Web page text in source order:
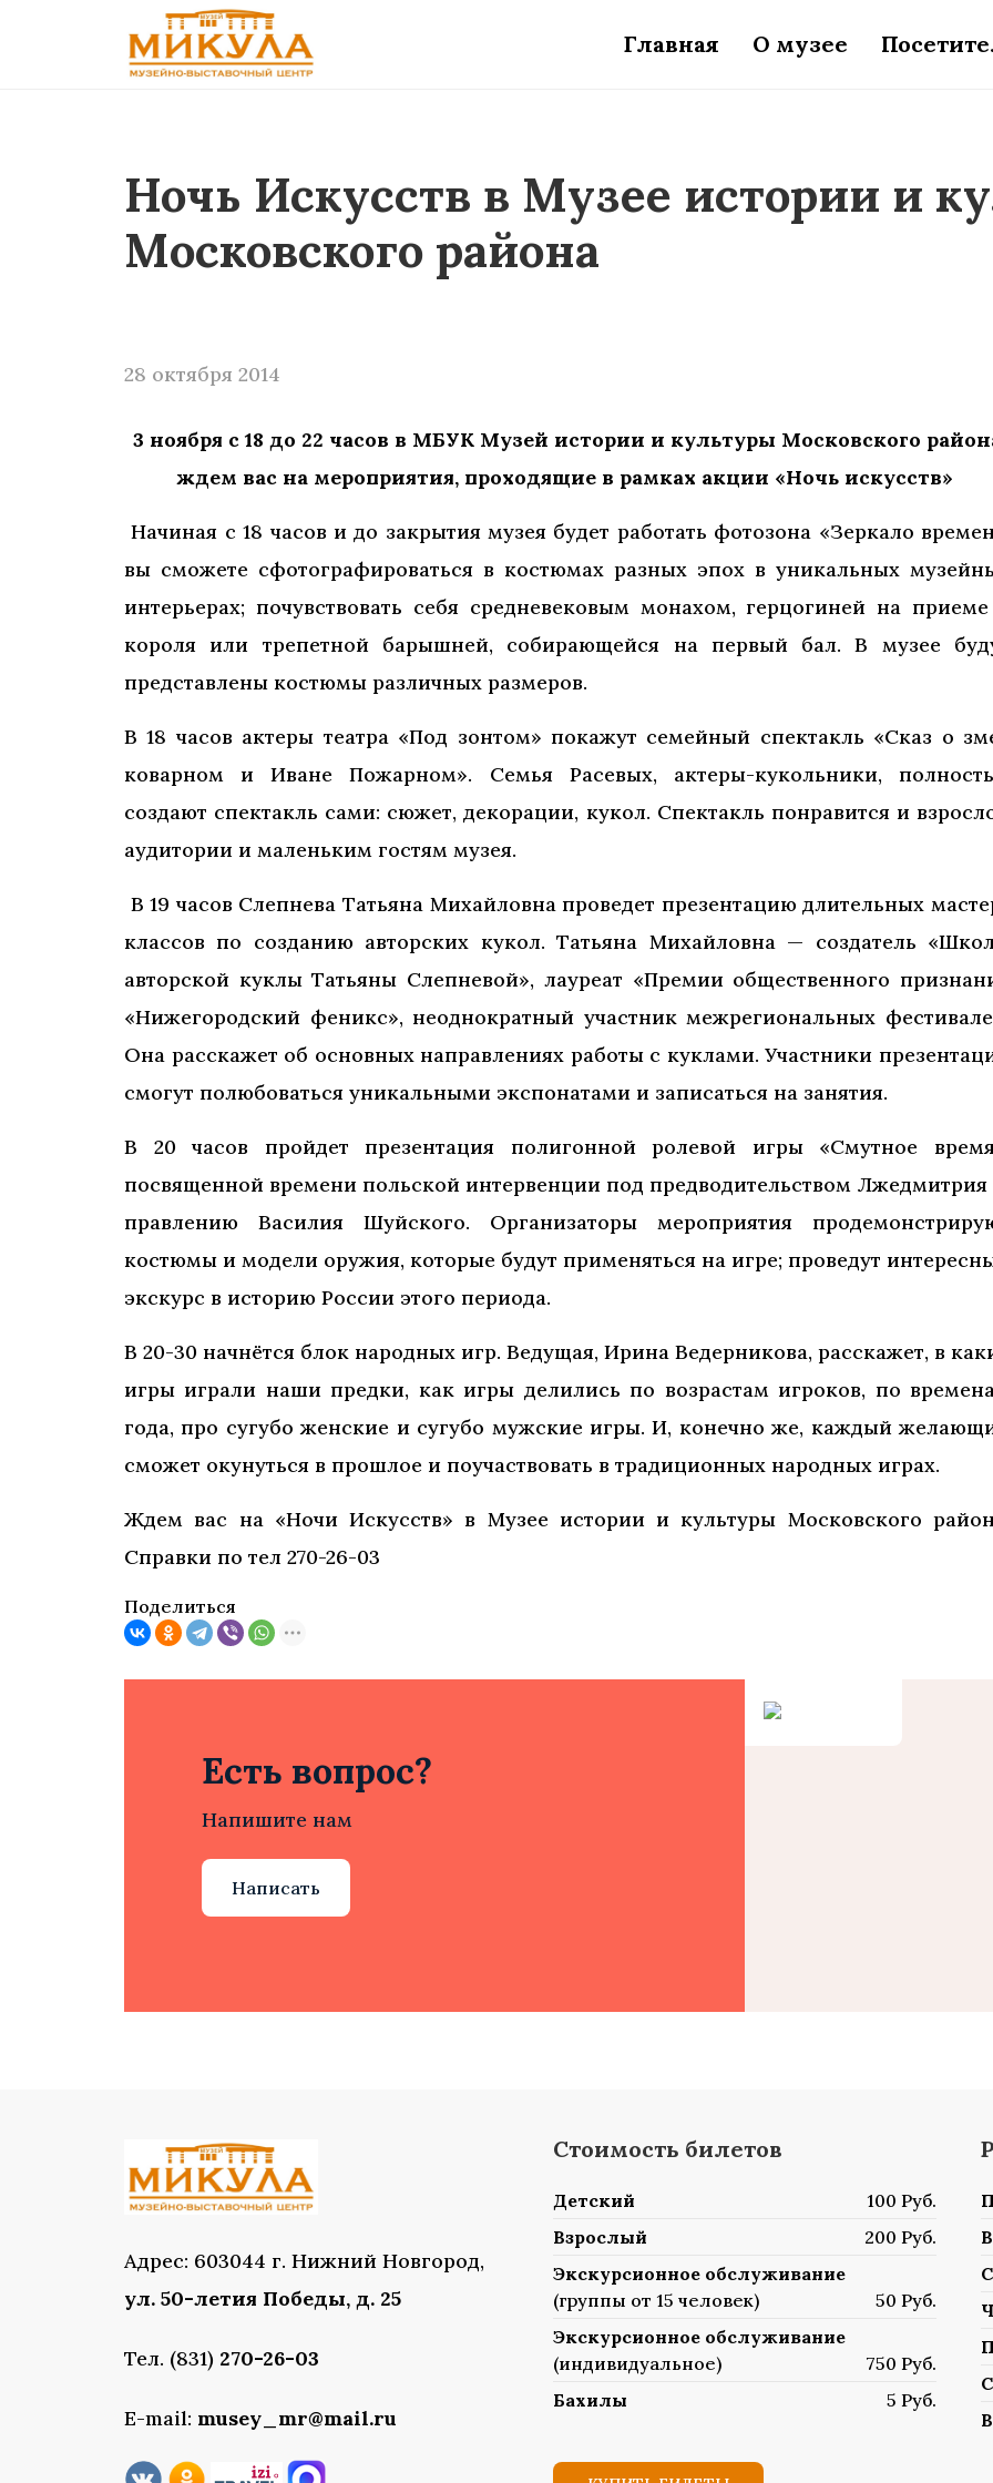
Главная О музее
Ночь Искусств в Музее истории и
Московского района
28 октября 2014
3 ноября с 18 до 22 часов в МБУК Музей истории и культуры Московского
ждем вас на мероприятия, проходящие в рамках акции «Ночь искусств»
Начиная с 18 часов и до закрытия музея будет работать фотозона «Зеркало
вы сможете сфотографироваться в костюмах разных эпох в уникальных
интерьерах; почувствовать себя средневековым монахом, герцогиней на
короля или трепетной барышней, собирающейся на первый бал. В музее
представлены костюмы различных размеров.
В 18 часов актеры театра «Под зонтом» покажут семейный спектакль «Сказ о
коварном и Иване Пожарном». Семья Расевых, актеры-кукольники,
создают спектакль сами: сюжет, декорации, кукол. Спектакль понравится и
аудитории и маленьким гостям музея.
В 19 часов Слепнева Татьяна Михайловна проведет презентацию длительных
классов по созданию авторских кукол. Татьяна Михайловна — создатель
авторской куклы Татьяны Слепневой», лауреат «Премии общественного
«Нижегородский феникс», неоднократный участник межрегиональных
Она расскажет об основных направлениях работы с куклами. Участники
смогут полюбоваться уникальными экспонатами и записаться на занятия.
В 20 часов пройдет презентация полигонной ролевой игры «Смутное
посвященной времени польской интервенции под предводительством Лжедмитрия
правлению Василия Шуйского. Организаторы мероприятия
костюмы и модели оружия, которые будут применяться на игре; проведут
экскурс в историю России этого периода.
В 20-30 начнётся блок народных игр. Ведущая, Ирина Ведерникова, расскажет, в
игры играли наши предки, как игры делились по возрастам игроков, по
года, про сугубо женские и сугубо мужские игры. И, конечно же, каждый
сможет окунуться в прошлое и поучаствовать в традиционных народных играх.
Ждем вас на «Ночи Искусств» в Музее истории и культуры Московского
Справки по тел 270-26-03
Поделиться
Есть вопрос?
Напишите нам
Написать
Адрес: 603044 г. Нижний Новгород,
ул. 50-летия Победы, д. 25
Тел. (831) 270-26-03
E-mail: musey_mr@mail.ru
Стоимость билетов
Детский
100 Руб.
Взрослый
200 Руб.
Экскурсионное обслуживание
(группы от 15 человек)
50 Руб.
Экскурсионное обслуживание
(индивидуальное)
750 Руб.
Бахилы
5 Руб.